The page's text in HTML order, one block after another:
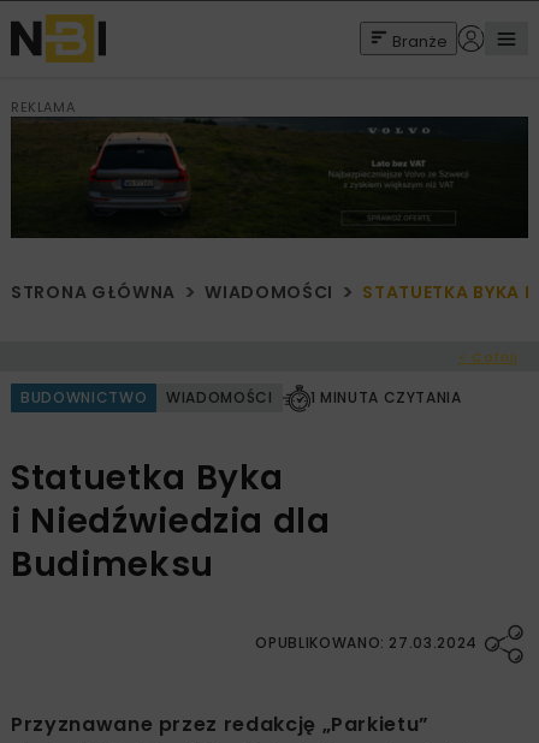
Branże
REKLAMA
STRONA GŁÓWNA WIADOMOŚCI STATUETKA BYKA
< Cofnij
BUDOWNICTWO WIADOMOŚCI 1 MINUTA CZYTANIA
Statuetka Byka
i Niedźwiedzia dla
Budimeksu
OPUBLIKOWANO: 27.03.2024
Przyznawane przez redakcję „Parkietu”